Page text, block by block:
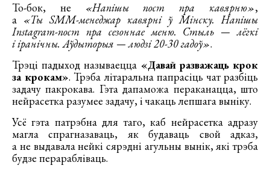
То-бок, не «Напішы пост пра кавярню»,
а «Ты SMM-менеджар кавярні ў Мінску. Напішы
Instagram-пост пра сезоннае меню. Стыль — лёгкі
і іранічны. Аўдыторыя — людзі 20-30 гадоў».
Трэці падыход называецца «Давай разважаць крок
за крокам». Трэба літаральна папрасіць чат разбіць
задачу пакрокава. Гэта дапаможа пераканацца, што
нейрасетка разумее задачу, і чакаць лепшага выніку.
Усё гэта патрэбна для таго, каб нейрасетка адразу
магла спрагназаваць, як будаваць свой адказ,
а не выдавала нейкі сярэдні агульны вынік, які трэба
будзе перарабліваць.